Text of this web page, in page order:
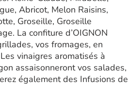
Abricot, Melon Raisins,
Groseille, Groseille
La confiture d’OIGNON
vos fromages, en
vinaigres aromatisés à
assaisonneront vos salades,
également des Infusions de